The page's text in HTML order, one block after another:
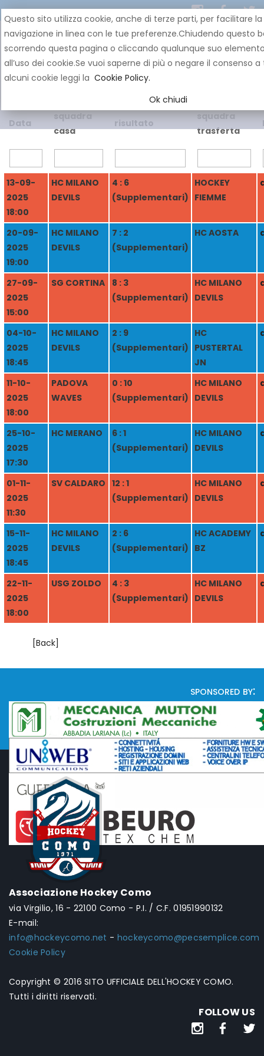
Data
squadra
casa
risultato
squadra
trasferta
13-09-
2025
18:00
HC MILANO
DEVILS
4 : 6
(Supplementari)
HOCKEY
FIEMME
20-09-
2025
19:00
HC MILANO
DEVILS
7 : 2
(Supplementari)
HC AOSTA
27-09-
2025
15:00
SG CORTINA
8 : 3
(Supplementari)
HC MILANO
DEVILS
04-10-
2025
18:45
HC MILANO
DEVILS
2 : 9
(Supplementari)
HC
PUSTERTAL
JN
11-10-
2025
18:00
PADOVA
WAVES
0 : 10
(Supplementari)
HC MILANO
DEVILS
25-10-
2025
17:30
HC MERANO
6 : 1
(Supplementari)
HC MILANO
DEVILS
01-11-
2025
11:30
SV CALDARO 12 : 1
(Supplementari)
HC MILANO
DEVILS
15-11-
2025
18:45
HC MILANO
DEVILS
2 : 6
(Supplementari)
HC ACADEMY
BZ
22-11-
2025
18:00
USG ZOLDO
4 : 3
(Supplementari)
HC MILANO
DEVILS
[Back]
sponsored by:
Associazione Hockey Como
via Virgilio, 16 - 22100 Como - P.I. / C.F. 01951990132
E-mail:
info@hockeycomo.net - hockeycomo@pecsemplice.com
Cookie Policy
Copyright © 2016 SITO UFFICIALE DELL'HOCKEY COMO.
Tutti i diritti riservati.
FOLLOW US
Questo sito utilizza cookie, anche di terze parti, per facilitare
navigazione in linea con le tue preferenze.Chiudendo questo
scorrendo questa pagina o cliccando qualunque suo
all’uso dei cookie.Se vuoi saperne di più o negare il consenso
alcuni cookie leggi la Cookie Policy.
Ok chiudi